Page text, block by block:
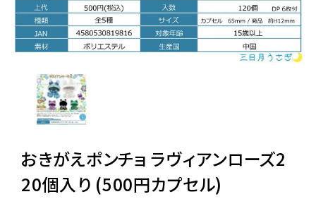
ご利用ガイド
06-6282-7659
おきがえポンチョ ラヴィアンローズ2
20個入り (500円カプセル)